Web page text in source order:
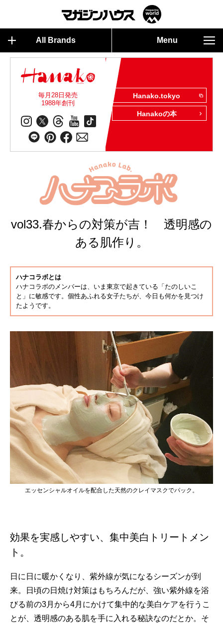
All Brands Menu
毎月28日発売
1988年創刊
Hanako.tokyo
Hanakoの本
vol33.春からの対策が吉！ 透明感の
ある肌作り。
ハナコラボとは
ハナコラボのメンバーは、いま東京で起きている「たのしいこ
と」に敏感です。個性あふれる女子たちが、今日も何かを見つけ
たようです。
エッセンシャルオイルを配合した天然のクレイマスクでパック。
効果を実感しやすい、集中美白トリートメン
ト。
日に日に暖かくなり、紫外線が気になるシーズンが到
来。日頃の日焼け対策はもちろんだが、強い紫外線を浴
びる前の3月から4月にかけて集中的な美白ケアを行うこ
とが、透明感のある肌を手に入れる秘訣なのだとか。そ